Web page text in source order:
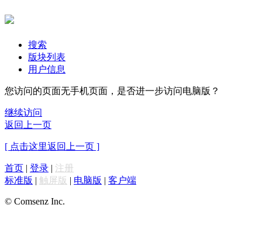
搜索
版块列表
用户信息
您访问的页面无手机页面，是否进一步访问电脑版？
继续访问
返回上一页
[ 点击这里返回上一页 ]
首页 | 登录 | 注册
标准版 | 触屏版 | 电脑版 | 客户端
© Comsenz Inc.